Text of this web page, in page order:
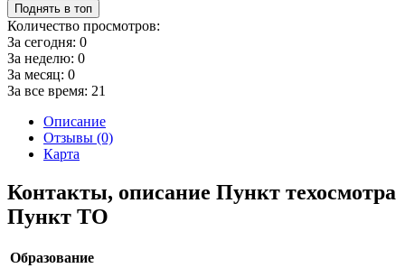
Поднять в топ
Количество просмотров:
За сегодня: 0
За неделю: 0
За месяц: 0
За все время: 21
Описание
Отзывы (0)
Карта
Контакты, описание Пункт техосмотра
Пункт ТО
Образование